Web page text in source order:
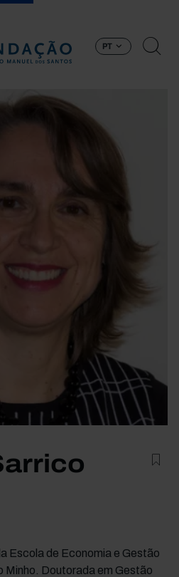
PT
Escola de Economia e Gestão
Minho. Doutorada em Gestão